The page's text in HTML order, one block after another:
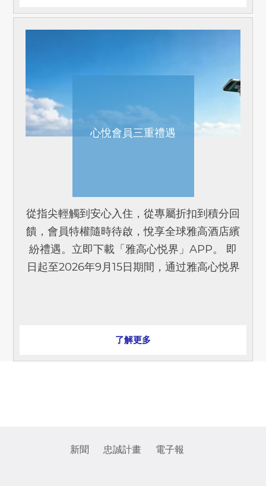
心悅會員三重禮遇
從指尖輕觸到安心入住，從專屬折扣到積分回
饋，會員特權隨時待啟，悅享全球雅高酒店繽
紛禮遇。立即下載「雅高心悦界」APP。 即
日起至2026年9月15日期間，通过雅高心悦界
了解更多
新聞 忠誠計畫 電子報